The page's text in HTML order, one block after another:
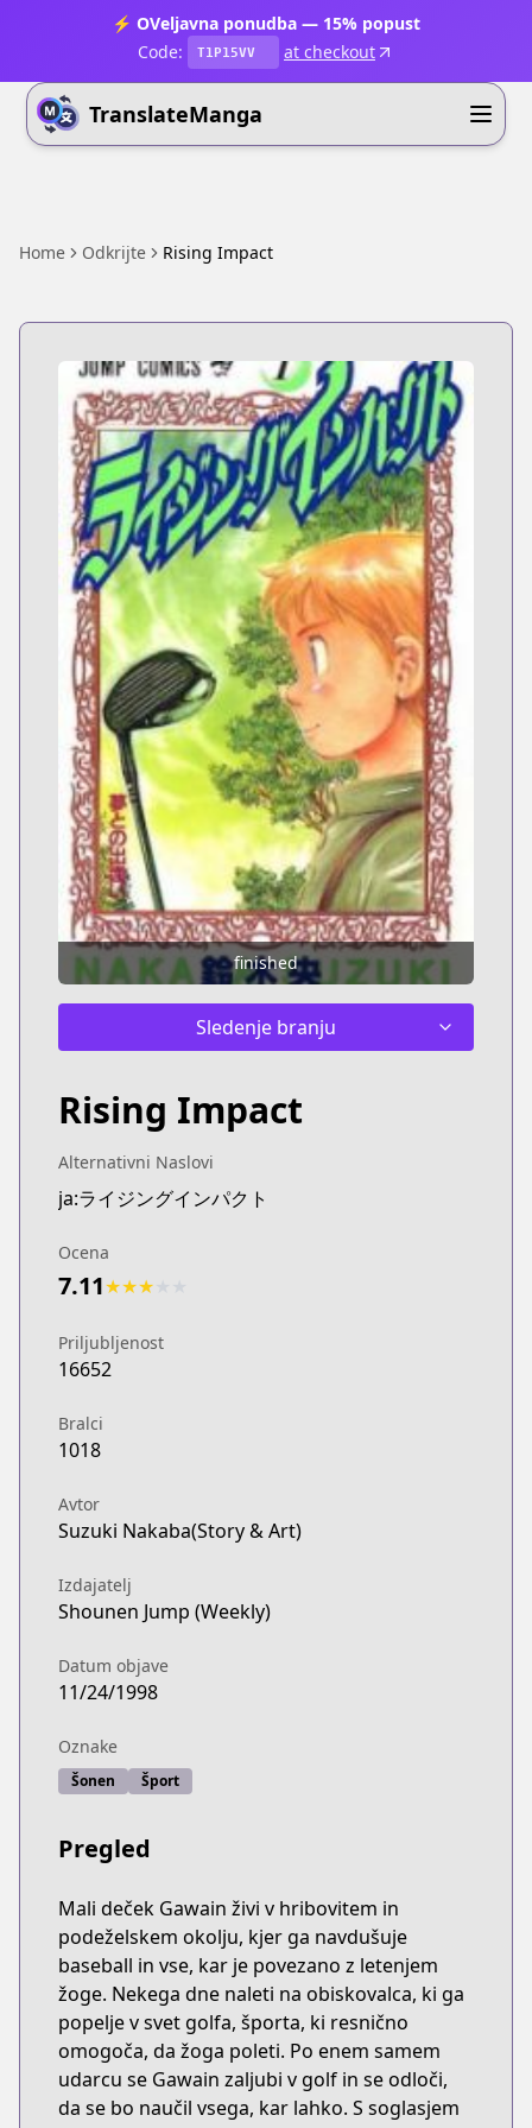
⚡ OVeljavna ponudba — 15% popust
Code:
T1P15VV at checkout
TranslateManga
Home Odkrijte Rising Impact
finished
Sledenje branju
Rising Impact
Alternativni Naslovi
ja:ライジングインパクト
Ocena
7.11★★★
Priljubljenost
16652
Bralci
1018
Avtor
Suzuki Nakaba(Story & Art)
Izdajatelj
Shounen Jump (Weekly)
Datum objave
11/24/1998
Oznake
Šonen Šport
Pregled
Mali deček Gawain živi v hribovitem in
podeželskem okolju, kjer ga navdušuje
baseball in vse, kar je povezano z letenjem
žoge. Nekega dne naleti na obiskovalca, ki ga
popelje v svet golfa, športa, ki resnično
omogoča, da žoga poleti. Po enem samem
udarcu se Gawain zaljubi v golf in se odloči,
da se bo naučil vsega, kar lahko. S soglasjem